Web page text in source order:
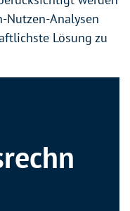
Nutzen-Analysen
Lösung zu